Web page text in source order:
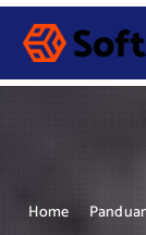
S
p
Home